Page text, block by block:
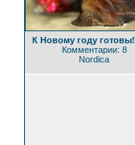
К Новому году готовы!
Комментарии: 8
Nordica